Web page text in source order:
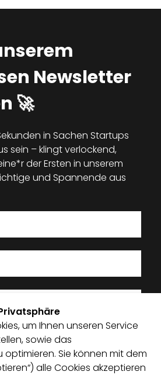
Newsletter
🚀
in Sachen Startups
sein – klingt verlockend,
der Ersten in unserem
und Spannende aus
im Startup-Verband
zur Kenntnis
um Ihnen unseren Service
sowie das
optimieren. Sie können mit dem
alle Cookies akzeptieren